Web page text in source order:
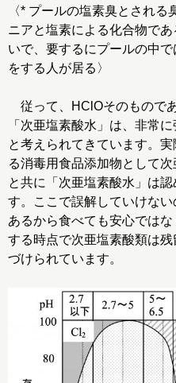
〈* プールの塩素臭とされる
ニアと塩素による化合物で
いで、要するにプールの中
をする人が居る〉
従って、HClOそのもので
「次亜塩素酸水」は、非常
と考えられてきています。
る消毒用食品添加物として
と共に「次亜塩素酸水」は認
す。ここで誤解していけな
あるから食べても安心では
する時点で次亜塩素酸類は
づけられています。